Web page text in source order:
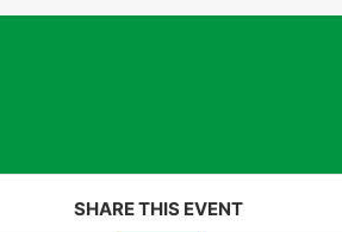
SHARE THIS EVENT